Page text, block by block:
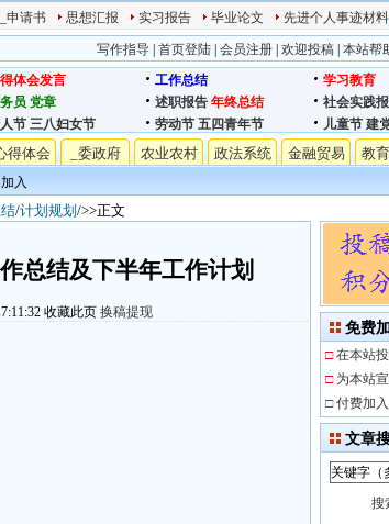
申请书 思想汇报 实习报告 毕业论文 先进个人事迹材料
写作指导 首页登陆 会员注册 欢迎投稿 本站帮
体会发言 工作总结 学习教育
员 党章 述职报告 年终总结 社会实践
节 三八妇女节 劳动节 五四青年节 儿童节 建
得体会 _委政府 农业农村 政法系统 金融贸易 教
入
/计划规划 />>正文
总结及下半年工作计划
收藏此页 换稿提现
免费
□ 在本站
□ 为本站
□ 付费加
文章
搜